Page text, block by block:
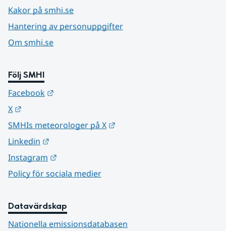
Kakor på smhi.se
Hantering av personuppgifter
Om smhi.se
Följ SMHI
Facebook
X
SMHIs meteorologer på X
Linkedin
Instagram
Policy för sociala medier
Datavärdskap
Nationella emissionsdatabasen